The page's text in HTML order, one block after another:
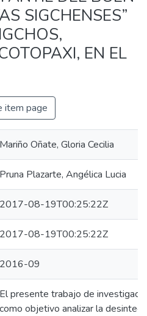
SIGCHENSES”
EN EL
item page
Mariño Oñate, Gloria Cecilia
Pruna Plazarte, Angélica Lucia
2017-08-19T00:25:22Z
2017-08-19T00:25:22Z
2016-09
El presente trabajo de
como objetivo analizar la